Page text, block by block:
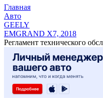
Главная
Авто
GEELY
EMGRAND X7, 2018
Регламент технического